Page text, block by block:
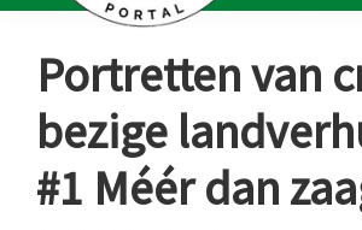
Portal
Portugalliefhebbers
en
-
fanaten
Portretten van
bezige
#1 Méér dan